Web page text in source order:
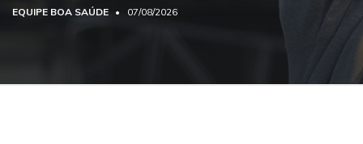
EQUIPE BOA SAÚDE 07/08/2026